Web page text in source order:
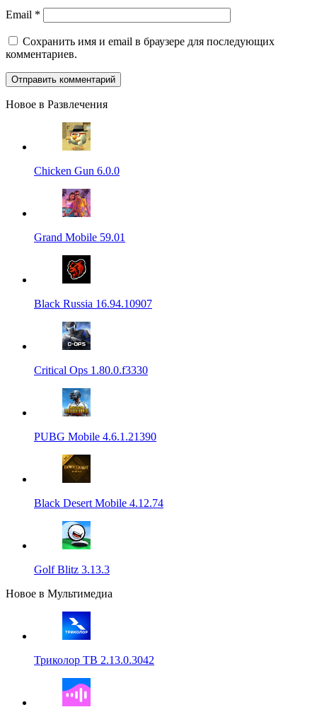
Email *
Сохранить имя и email в браузере для последующих
комментариев.
Новое в Развлечения
Chicken Gun 6.0.0
Grand Mobile 59.01
Black Russia 16.94.10907
Critical Ops 1.80.0.f3330
PUBG Mobile 4.6.1.21390
Black Desert Mobile 4.12.74
Golf Blitz 3.13.3
Новое в Мультимедиа
Триколор ТВ 2.13.0.3042